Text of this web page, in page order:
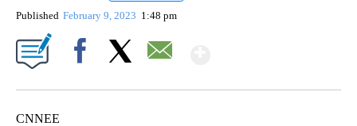
Published February 9, 2023 1:48 pm
CNNEE